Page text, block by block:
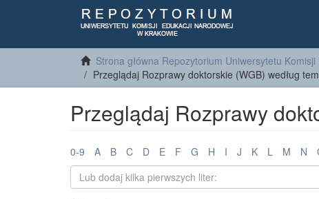
Strona główna Repozytorium Uniwersytetu
Przeglądaj Rozprawy doktorskie (WGB) według
Przeglądaj Rozprawy
0-9 A B C D E F G H I J K L M N